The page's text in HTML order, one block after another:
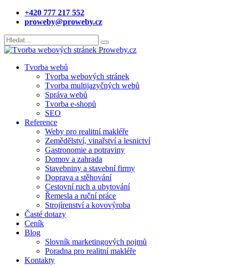
+420 777 217 552
proweby@proweby.cz
Tvorba webů
Tvorba webových stránek
Tvorba multijazyčných webů
Správa webů
Tvorba e-shopů
SEO
Reference
Weby pro realitní makléře
Zemědělství, vinařství a lesnictví
Gastronomie a potraviny
Domov a zahrada
Stavebniny a stavební firmy
Doprava a stěhování
Cestovní ruch a ubytování
Řemesla a ruční práce
Strojírenství a kovovýroba
Časté dotazy
Ceník
Blog
Slovník marketingových pojmů
Poradna pro realitní makléře
Kontakty